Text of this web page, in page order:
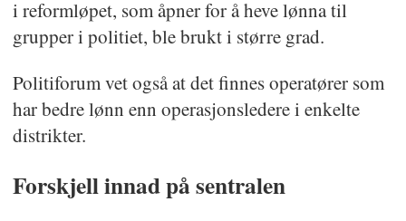
i reformløpet, som åpner for å heve lønna til
grupper i politiet, ble brukt i større grad.
Politiforum vet også at det finnes operatører som
har bedre lønn enn operasjonsledere i enkelte
distrikter.
Forskjell innad på sentralen